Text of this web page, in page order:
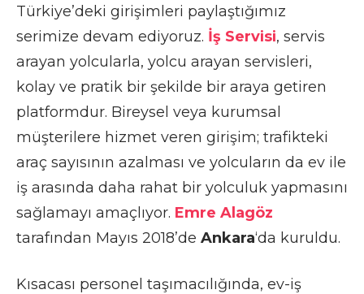
Türkiye’deki girişimleri paylaştığımız
serimize devam ediyoruz. İş Servisi, servis
arayan yolcularla, yolcu arayan servisleri,
kolay ve pratik bir şekilde bir araya getiren
platformdur. Bireysel veya kurumsal
müşterilere hizmet veren girişim; trafikteki
araç sayısının azalması ve yolcuların da ev ile
iş arasında daha rahat bir yolculuk yapmasını
sağlamayı amaçlıyor. Emre Alagöz
tarafından Mayıs 2018’de Ankara‘da kuruldu.
Kısacası personel taşımacılığında, ev-iş